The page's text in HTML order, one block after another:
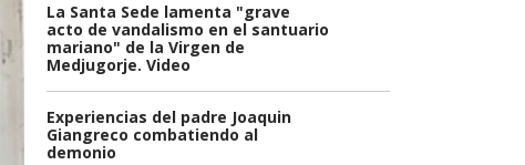
La Santa Sede lamenta "grave
acto de vandalismo en el santuario
mariano" de la Virgen de
Medjugorje. Video
Experiencias del padre Joaquin
Giangreco combatiendo al
demonio